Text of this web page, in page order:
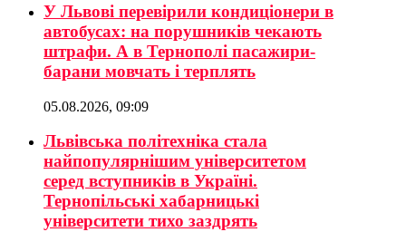
У Львові перевірили кондиціонери в
автобусах: на порушників чекають
штрафи. А в Тернополі пасажири-
барани мовчать і терплять
05.08.2026, 09:09
Львівська політехніка стала
найпопулярнішим університетом
серед вступників в Україні.
Тернопільські хабарницькі
університети тихо заздрять